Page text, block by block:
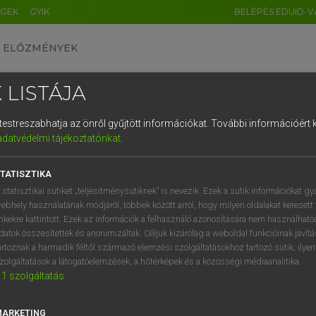
GYIK BELÉPÉS EDUID-
ELŐZMÉNYEK
egyetemes nagyszótár
VAN ELŐFIZETÉSED?
megtekintéséhez.
LISTÁJA
az önről gyűjtött információkat. További információért
tájékoztatónkat.
statisztikai sütiket „teljesítménysütiknek” is nevezik. Ezek a sütik információkat
használatának módjáról, többek között arról, hogy milyen oldalakat keresett
kattintott. Ezek az információk a felhasználó azonosítására nem
összesítettek és anonimizáltak. Céljuk kizárólag a weboldal funkcióinak
a harmadik féltől származó elemzési szolgáltatásokhoz tartozó sütik;
a látogatóelemzések, a hőtérképek és a közösségi médiaanalitika.
1 szolgáltatás
DE CN FR ES IT NL
1 2 3 4 5 6 7 8 9
q w e r t z u i
a s d f g h j k l é
í y x c v b n m , .